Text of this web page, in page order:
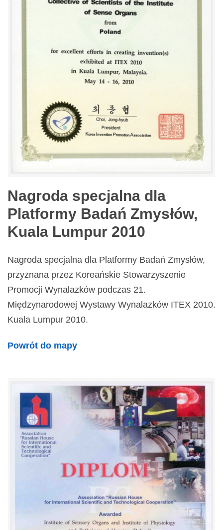
Nagroda specjalna dla
Platformy Badań Zmysłów,
Kuala Lumpur 2010
Nagroda specjalna dla Platformy Badań Zmysłów,
przyznana przez Koreańskie Stowarzyszenie
Promocji Wynalazków podczas 21.
Międzynarodowej Wystawy Wynalazków ITEX 2010.
Kuala Lumpur 2010.
Powrót do mapy